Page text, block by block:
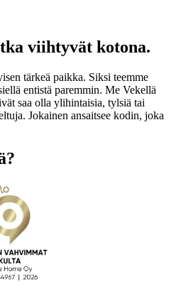
viihtyvät kotona.
tärkeä paikka. Siksi teemme
entistä paremmin. Me Vekellä
saa olla ylihintaisia, tylsiä tai
Jokainen ansaitsee kodin, joka